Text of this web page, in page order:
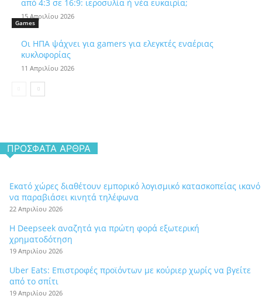
από 4:3 σε 16:9: ιεροσυλία ή νέα ευκαιρία;
15 Απριλίου 2026
Games
Οι ΗΠΑ ψάχνει για gamers για ελεγκτές εναέριας
κυκλοφορίας
11 Απριλίου 2026
ΠΡΌΣΦΑΤΑ ΆΡΘΡΑ
Εκατό χώρες διαθέτουν εμπορικό λογισμικό κατασκοπείας ικανό
να παραβιάσει κινητά τηλέφωνα
22 Απριλίου 2026
Η Deepseek αναζητά για πρώτη φορά εξωτερική
χρηματοδότηση
19 Απριλίου 2026
Uber Eats: Επιστροφές προϊόντων με κούριερ χωρίς να βγείτε
από το σπίτι
19 Απριλίου 2026